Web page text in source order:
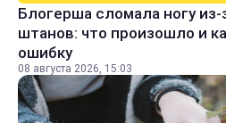
Блогерша сломала ногу
штанов: что произошло и
ошибку
08 августа 2026, 15:03